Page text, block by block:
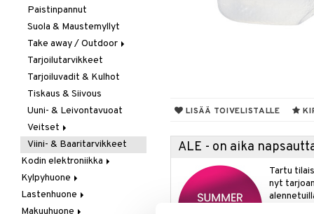
LISÄÄ TOIVELISTALLE
ALE - on aika
Tartu
nyt
Snapsi- & Aveclasit
Viinilasit
Whiskey- & Konjakkilasit
Syvät lautaset
Paistinpannut
Suola & Maustemyllyt
Take away / Outdoor
Eväslaatikot
Pullot
Termoskannut
Termosmukit
Tarjoilutarvikkeet
Tarjoiluvadit & Kulhot
Tiskaus & Siivous
Uuni- & Leivontavuoat
Veitset
Erityisveitset
Keittiöveitset
Kuorinta- &
Vihannesveitset
Leikkuulaudat
Viini- & Baaritarvikkeet
Kodin elektroniikka
Ääni
Kylpyhuone
Kylpyhuoneen sisustus
Kylpyhuoneen tarvikkeita
Lastenhuone
Kylpyhuoneen koristelu
Makuuhuone